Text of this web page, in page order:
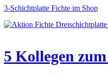
3-Schichtplatte Fichte im Shop
5 Kollegen